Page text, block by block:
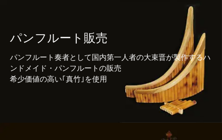
パンフルート販売
パンフルート奏者として国内第一人者の大束晋が製作するハ
ンドメイド・パンフルートの販売
希少価値の高い｢真竹｣を使用